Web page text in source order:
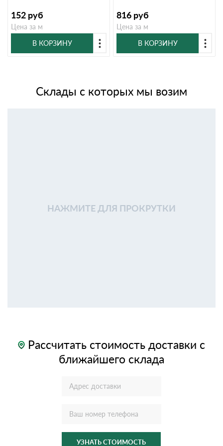
152 руб
Цена за м
В КОРЗИНУ
816 руб
Цена за м
В КОРЗИНУ
Склады с которых мы возим
НАЖМИТЕ ДЛЯ ПРОКРУТКИ
Рассчитать стоимость доставки с
ближайшего склада
УЗНАТЬ СТОИМОСТЬ